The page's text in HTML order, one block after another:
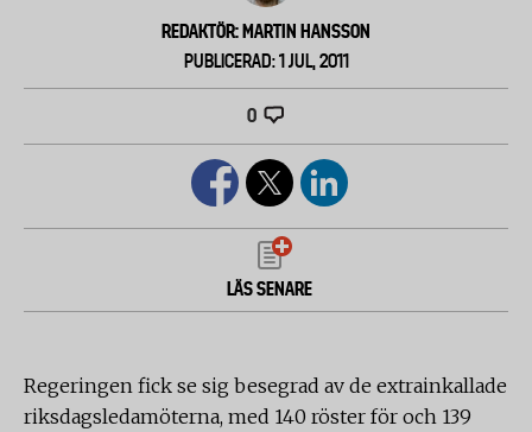
REDAKTÖR: MARTIN HANSSON
PUBLICERAD: 1 JUL, 2011
0
LÄS SENARE
Regeringen fick se sig besegrad av de extrainkallade
riksdagsledamöterna, med 140 röster för och 139